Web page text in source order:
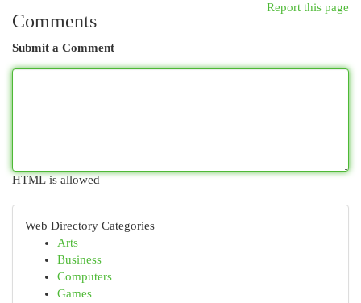
Report this page
Comments
Submit a Comment
HTML is allowed
Web Directory Categories
Arts
Business
Computers
Games